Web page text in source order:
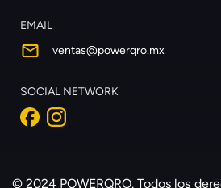
EMAIL
ventas@powerqro.mx
SOCIAL NETWORK
© 2024 POWERQRO. Todos los